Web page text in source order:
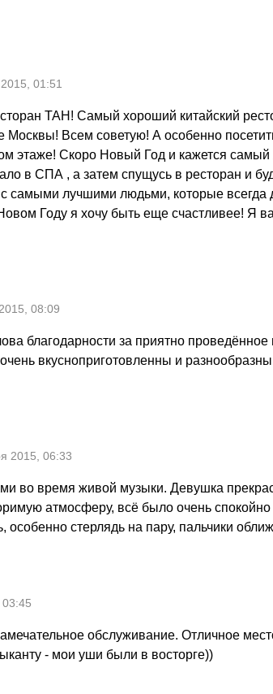
01:51
ТАН! Самый хороший китайский
Москвы! Всем советую! А особенно
этаже! Скоро Новый Год и кажется
в СПА , а затем спущусь в ресторан и
самыми лучшими людьми, которые всегда
Году я хочу быть еще счастливее! Я
08:09
благодарности за приятно
вкусноприготовленны и
2015, 06:33
во время живой музыки. Девушка
атмосферу, всё было очень
особенно стерлядь на пару, пальчики
обслуживание. Отличное
- мои уши были в восторге))